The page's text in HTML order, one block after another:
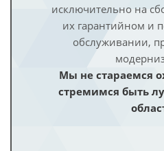
исключительно на
их гарантийном и
обслуживании,
Мы не стараемся
стремимся быть